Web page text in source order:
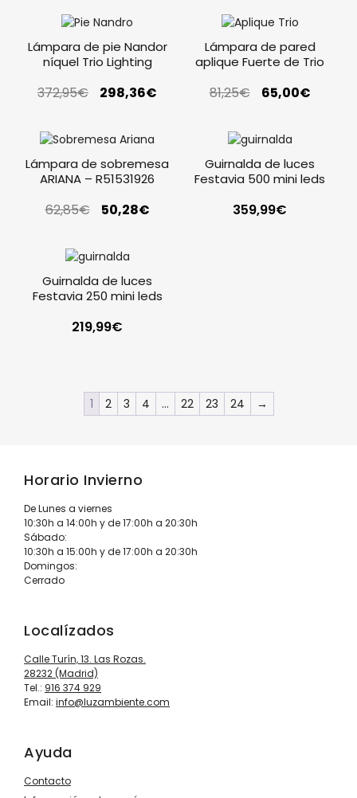
Lámpara de pie Nandor
níquel Trio Lighting
372,95€ 298,36€
Lámpara de pared
aplique Fuerte de Trio
81,25€ 65,00€
Lámpara de sobremesa
ARIANA – R51531926
62,85€ 50,28€
Guirnalda de luces
Festavia 500 mini leds
359,99€
Guirnalda de luces
Festavia 250 mini leds
219,99€
1 2 3 4 … 22 23 24 →
Horario Invierno
De Lunes a viernes
10:30h a 14:00h y de 17:00h a 20:30h
Sábado:
10:30h a 15:00h y de 17:00h a 20:30h
Domingos:
Cerrado
Localízados
Calle Turín, 13. Las Rozas.
28232 (Madrid)
Tel.: 916 374 929
Email: info@luzambiente.com
Ayuda
Contacto